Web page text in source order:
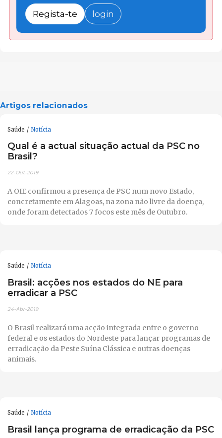
Regista-te login
Artigos relacionados
Saúde Notícia
Qual é a actual situação actual da PSC no
Brasil?
22-Out-2019
A OIE confirmou a presença de PSC num novo Estado,
concretamente em Alagoas, na zona não livre da doença,
onde foram detectados 7 focos este mês de Outubro.
Saúde Notícia
Brasil: acções nos estados do NE para
erradicar a PSC
24-Abr-2019
O Brasil realizará uma acção integrada entre o governo
federal e os estados do Nordeste para lançar programas de
erradicação da Peste Suína Clássica e outras doenças
animais.
Saúde Notícia
Brasil lança programa de erradicação da PSC